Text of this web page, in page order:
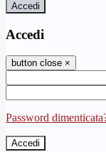
Accedi
Accedi
button close ×
Password